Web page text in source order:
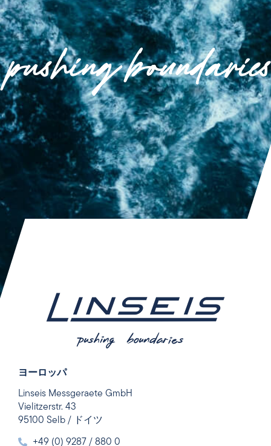
ヨーロッパ
Linseis Messgeraete GmbH
Vielitzerstr. 43
95100 Selb / ドイツ
+49 (0) 9287 / 880 0